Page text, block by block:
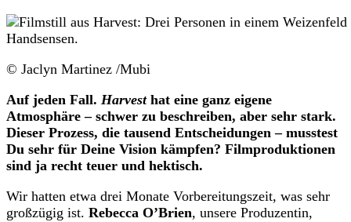
© Jaclyn Martinez /Mubi
Auf jeden Fall. Harvesthat eine ganz eigene
Atmosphäre – schwer zu beschreiben, aber sehr stark.
Dieser Prozess, die tausend Entscheidungen – musstest
Du sehr für Deine Vision kämpfen? Filmproduktionen
sind ja recht teuer und hektisch.
Wir hatten etwa drei Monate Vorbereitungszeit, was sehr
großzügig ist. Rebecca O’Brien, unsere Produzentin,